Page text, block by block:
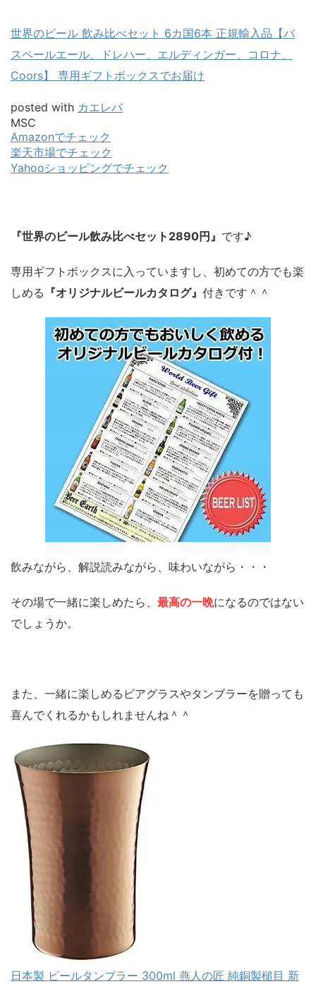
世界のビール 飲み比べセット 6カ国6本 正規輸入品【バ
スペールエール、ドレハー、エルディンガー、コロナ、
Coors】 専用ギフトボックスでお届け
posted with カエレバ
MSC
Amazonでチェック
楽天市場でチェック
Yahooショッピングでチェック
『世界のビール飲み比べセット2890円』 です♪
専用ギフトボックスに入っていますし、初めての方でも楽
しめる 『オリジナルビールカタログ』 付きです＾＾
飲みながら、解説読みながら、味わいながら・・・
その場で一緒に楽しめたら、 最高の一晩になるのではない
でしょうか。
また、一緒に楽しめるビアグラスやタンブラーを贈っても
喜んでくれるかもしれませんね＾＾
日本製 ビールタンブラー 300ml 燕人の匠 純銅製槌目 新